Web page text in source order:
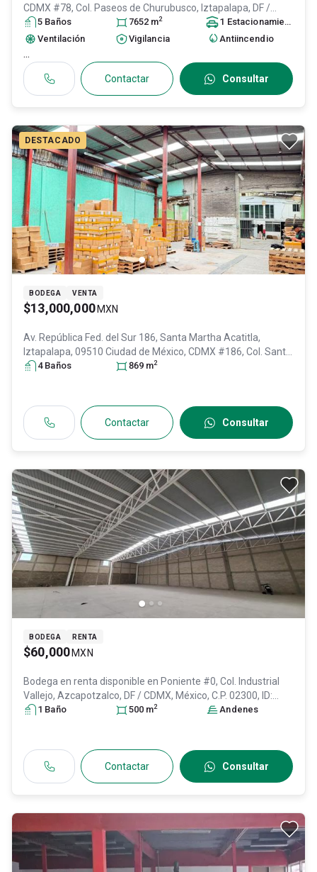
CDMX #78, Col. Paseos de Churubusco, Iztapalapa, DF /
CDMX, México , C.P. 09030, ID:31626034
5 Baños 7652 m2 1 Estacionamiento
Ventilación
Vigilancia Antiincendio
...
Contactar Consultar
DESTACADO
BODEGA VENTA
$13,000,000 MXN
Av. República Fed. del Sur 186, Santa Martha Acatitla,
Iztapalapa, 09510 Ciudad de México, CDMX #186, Col. Santa
Martha Acatitla,
Iztapalapa , DF / CDMX
4 Baños 869 m2
Contactar Consultar
BODEGA RENTA
$60,000 MXN
Bodega en renta disponible en Poniente #0, Col. Industrial
Vallejo, Azcapotzalco, DF / CDMX, México, C.P. 02300, ID:
29385252
1 Baño 500 m2 Andenes
Contactar Consultar